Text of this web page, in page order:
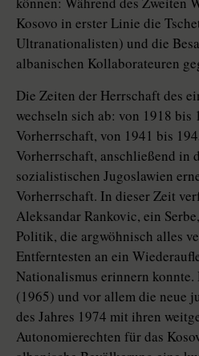
Kosovo in erster Linie die
Ultranationalisten) und die
albanischen Kollaborateuren
Die Zeiten der Herrschaft des
wechseln sich ab: von 1918 bis
Vorherrschaft, von 1941 bis
Vorherrschaft, anschließend in
sozialistischen Jugoslawien
Vorherrschaft. In dieser Zeit
Aleksandar Rankovic, ein
Politik, die argwöhnisch alles
Entferntesten an ein
Nationalismus erinnern konnte.
(1965) und vor allem die neue
des Jahres 1974 mit ihren
Autonomierechten für das